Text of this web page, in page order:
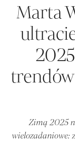
Marta
Zimą 2025
wielozadaniowe: